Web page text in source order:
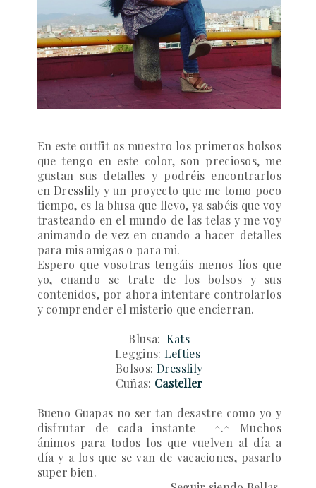
En este outfit os muestro los primeros bolsos
que tengo en este color, son preciosos, me
gustan sus detalles y podréis encontrarlos
en Dresslily y un proyecto que me tomo poco
tiempo, es la blusa que llevo, ya sabéis que voy
trasteando en el mundo de las telas y me voy
animando de vez en cuando a hacer detalles
para mis amigas o para mi.
Espero que vosotras tengáis menos líos que
yo, cuando se trate de los bolsos y sus
contenidos, por ahora intentare controlarlos
y comprender el misterio que encierran.
Blusa: Kats
Leggins: Lefties
Bolsos: Dresslily
Cuñas: Casteller
Bueno Guapas no ser tan desastre como yo y
disfrutar de cada instante ^.^ Muchos
ánimos para todos los que vuelven al día a
día y a los que se van de vacaciones, pasarlo
super bien.